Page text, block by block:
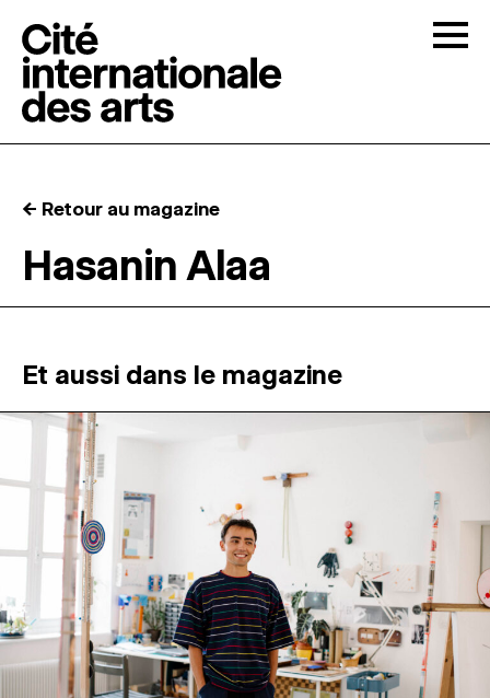
RÉSIDENCES ↓
ATELIERS OUVERTS
PROGRAMMATION
MAGAZINE
ESPACES DE PRATIQUE ARTISTIQUE ↓
Recherche
Connexion
← Retour au magazine
Hasanin Alaa
Et aussi dans le magazine